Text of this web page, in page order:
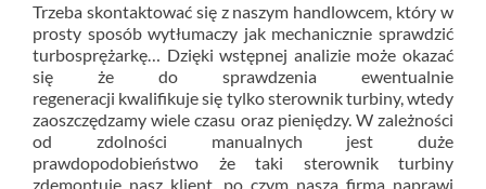
Trzeba skontaktować się z naszym handlowcem, który w
prosty sposób wytłumaczy jak mechanicznie sprawdzić
turbosprężarkę… Dzięki wstępnej analizie może okazać
się że do sprawdzenia ewentualnie
regeneracji kwalifikuje się tylko sterownik turbiny, wtedy
zaoszczędzamy wiele czasu oraz pieniędzy. W zależności
od zdolności manualnych jest duże
prawdopodobieństwo że taki sterownik turbiny
zdemontuje nasz klient, po czym nasza firma naprawi